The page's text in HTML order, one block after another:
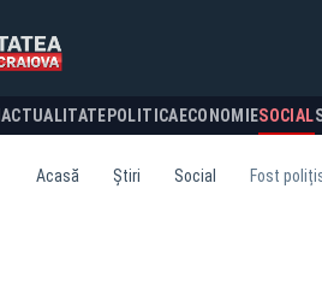
ACTUALITATE POLITICA ECONOMIESOCIAL
Acasă Știri Social Fost